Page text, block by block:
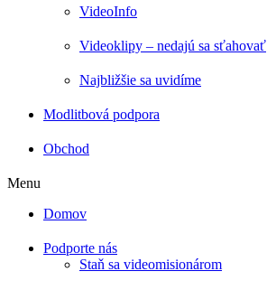
VideoInfo
Videoklipy – nedajú sa sťahovať
Najbližšie sa uvidíme
Modlitbová podpora
Obchod
Menu
Domov
Podporte nás
Staň sa videomisionárom